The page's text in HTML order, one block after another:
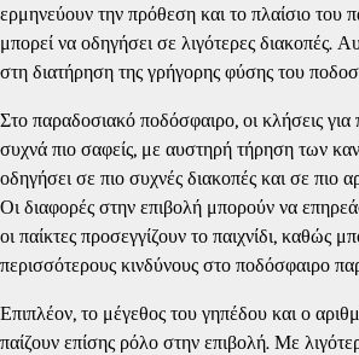
ερμηνεύουν την πρόθεση και το πλαίσιο του
μπορεί να οδηγήσει σε λιγότερες διακοπές.
στη διατήρηση της γρήγορης φύσης του
Στο παραδοσιακό ποδόσφαιρο, οι κλήσεις για
συχνά πιο σαφείς, με αυστηρή τήρηση των
οδηγήσει σε πιο συχνές διακοπές και σε πιο
Οι διαφορές στην επιβολή μπορούν να
οι παίκτες προσεγγίζουν το παιχνίδι, καθώς
περισσότερους κινδύνους στο ποδόσφαιρο
Επιπλέον, το μέγεθος του γηπέδου και ο
παίζουν επίσης ρόλο στην επιβολή. Με